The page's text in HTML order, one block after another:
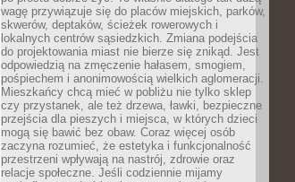
wagę przywiązuje się do placów miejskich, parków,
skwerów, deptaków, ścieżek rowerowych i
lokalnych centrów sąsiedzkich. Zmiana podejścia
do projektowania miast nie bierze się znikąd. Jest
odpowiedzią na zmęczenie hałasem, smogiem,
pośpiechem i anonimowością wielkich aglomeracji.
Mieszkańcy chcą mieć w pobliżu nie tylko sklep
czy przystanek, ale też drzewa, ławki, bezpieczne
przejścia dla pieszych i miejsca, w których dzieci
mogą się bawić bez obaw. Coraz więcej osób
zaczyna rozumieć, że estetyka i funkcjonalność
przestrzeni wpływają na nastrój, zdrowie oraz
relacje społeczne. Jeśli codziennie mijamy